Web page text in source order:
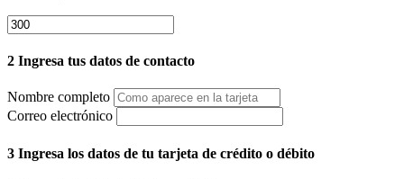
2 Ingresa tus datos de contacto
Nombre completo
Correo electrónico
3 Ingresa los datos de tu tarjeta de crédito o débito